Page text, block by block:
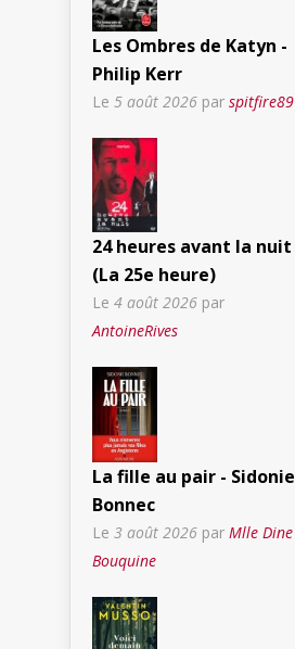
Les Ombres de Katyn -
Philip Kerr
Le 5 août 2026 par spitfire89
24 heures avant la nuit
(La 25e heure)
Le 4 août 2026 par
AntoineRives
La fille au pair - Sidonie
Bonnec
Le 3 août 2026 par Mlle Dine
Bouquine